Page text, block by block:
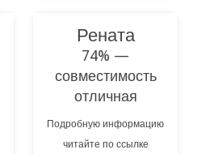
Рената
74% —
совместимость
отличная
Подробную информацию
читайте по ссылке